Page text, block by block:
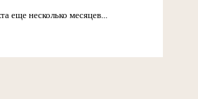
еще несколько месяцев...